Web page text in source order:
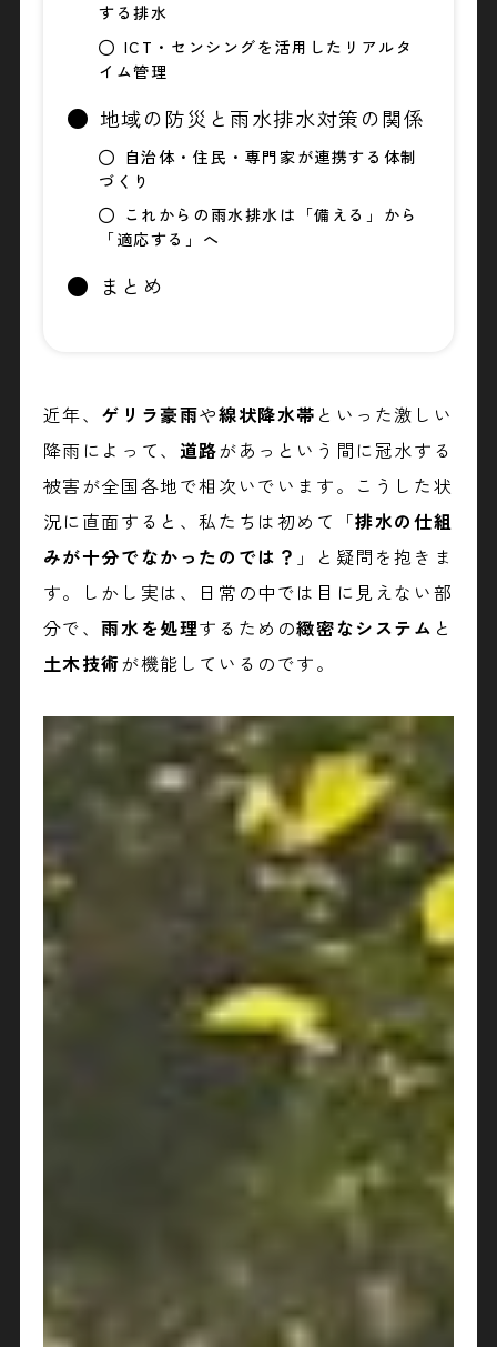
する排水
ICT・センシングを活用したリアルタ
イム管理
地域の防災と雨水排水対策の関係
自治体・住民・専門家が連携する体制
づくり
これからの雨水排水は「備える」から
「適応する」へ
まとめ
近年、 ゲリラ豪雨や線状降水帯 といった激しい
降雨によって、 道路があっという間に冠水する
被害が全国各地で相次いでいます。こうした状
況に直面すると、私たちは初めて「排水の仕組
みが十分でなかったのでは？ 」と疑問を抱きま
す。しかし実は、日常の中では目に見えない部
分で、雨水を処理するための緻密なシステム と
土木技術が機能しているのです。